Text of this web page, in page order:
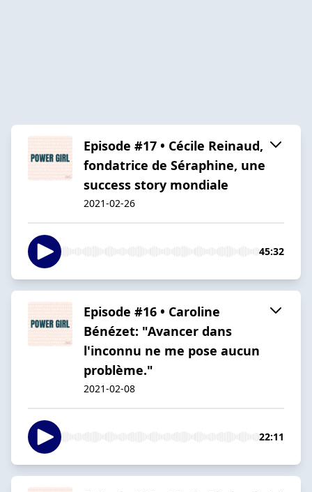
Episode #17 • Cécile Reinaud,
fondatrice de Séraphine, une
success story mondiale
2021-02-26
45:32
Episode #16 • Caroline
Bénézet: "Avancer dans
l'inconnu ne me pose aucun
problème."
2021-02-08
22:11